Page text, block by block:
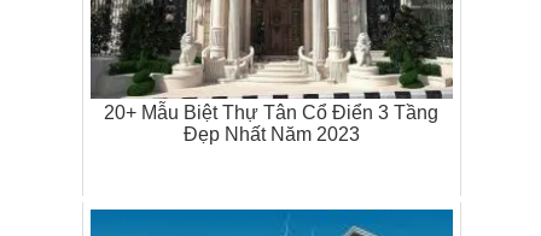
20+ Mẫu Biệt Thự Tân Cổ Điển 3 Tầng
Đẹp Nhất Năm 2023